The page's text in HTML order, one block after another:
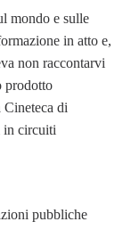
mondo e sulle
in atto e,
non raccontarvi
prodotto
di
in circuiti
pubbliche